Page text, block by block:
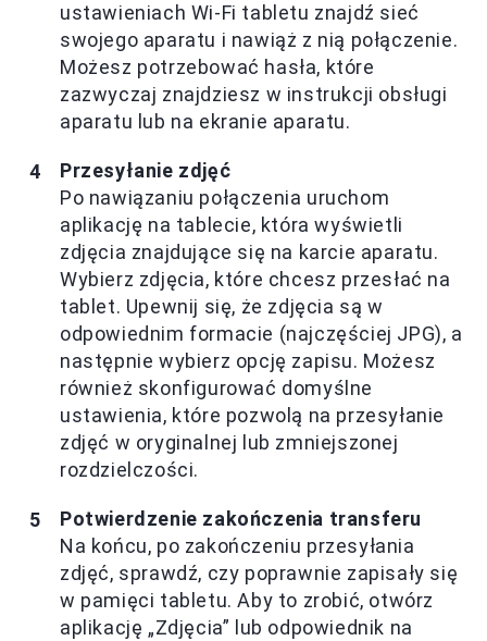
ustawieniach Wi-Fi tabletu znajdź sieć
swojego aparatu i nawiąż z nią połączenie.
Możesz potrzebować hasła, które
zazwyczaj znajdziesz w instrukcji obsługi
aparatu lub na ekranie aparatu.
Przesyłanie zdjęć
Po nawiązaniu połączenia uruchom
aplikację na tablecie, która wyświetli
zdjęcia znajdujące się na karcie aparatu.
Wybierz zdjęcia, które chcesz przesłać na
tablet. Upewnij się, że zdjęcia są w
odpowiednim formacie (najczęściej JPG), a
następnie wybierz opcję zapisu. Możesz
również skonfigurować domyślne
ustawienia, które pozwolą na przesyłanie
zdjęć w oryginalnej lub zmniejszonej
rozdzielczości.
Potwierdzenie zakończenia transferu
Na końcu, po zakończeniu przesyłania
zdjęć, sprawdź, czy poprawnie zapisały się
w pamięci tabletu. Aby to zrobić, otwórz
aplikację „Zdjęcia” lub odpowiednik na